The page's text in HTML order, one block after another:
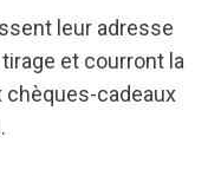
leur adresse
et courront la
chèques-cadeaux